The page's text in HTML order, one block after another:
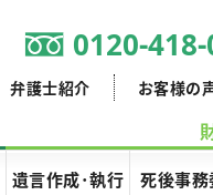
0120-
弁護士紹介 お客様の
遺言作成･執行 死後事務